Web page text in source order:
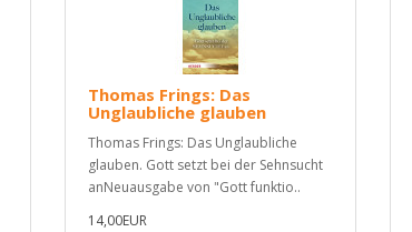
Thomas Frings: Das
Unglaubliche glauben
Thomas Frings: Das Unglaubliche
glauben. Gott setzt bei der Sehnsucht
anNeuausgabe von "Gott funktio..
14,00EUR